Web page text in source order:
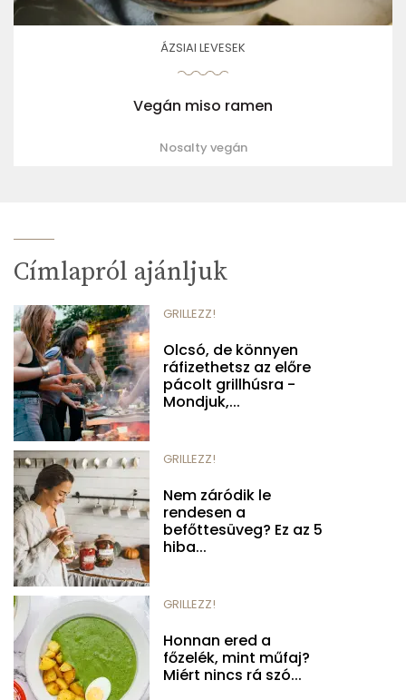
ÁZSIAI LEVESEK
Vegán miso ramen
Nosalty vegán
Címlapról ajánljuk
GRILLEZZ!
Olcsó, de könnyen
ráfizethetsz az előre
pácolt grillhúsra -
Mondjuk,...
GRILLEZZ!
Nem záródik le
rendesen a
befőttesüveg? Ez az 5
hiba...
GRILLEZZ!
Honnan ered a
főzelék, mint műfaj?
Miért nincs rá szó...